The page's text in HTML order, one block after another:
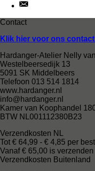
Contact
Klik hier voor ons
Hardanger-Atelier Nelly
Westelbeersedijk 13
5091 SK Middelbeers
Telefoon 013 514 1814
www.hardanger.nl
info@hardanger.nl
Kamer van Koophandel
BTW NL001112380B23
Verzendkosten NL
Tot € 64,99 - € 4,85 per
Vanaf € 65,00 is verzenden
Verzendkosten Buitenland